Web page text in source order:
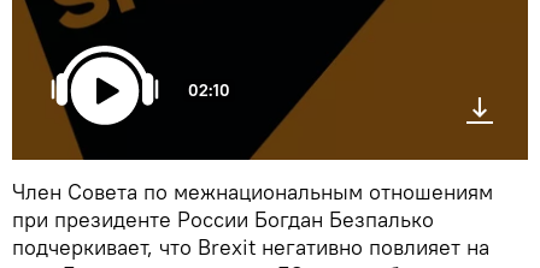
02:10
Член Совета по межнациональным отношениям
при президенте России Богдан Безпалько
подчеркивает, что Brexit негативно повлияет на